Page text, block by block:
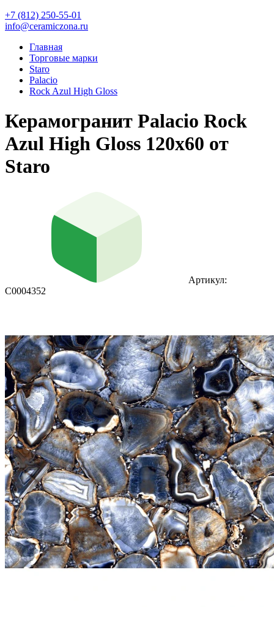
+7 (812) 250-55-01
info@ceramiczona.ru
Главная
Торговые марки
Staro
Palacio
Rock Azul High Gloss
Керамогранит Palacio Rock
Azul High Gloss 120x60 от
Staro
Артикул:
С0004352